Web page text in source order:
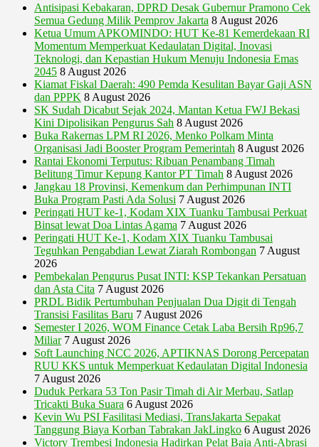
Antisipasi Kebakaran, DPRD Desak Gubernur Pramono Cek
Semua Gedung Milik Pemprov Jakarta 8 August 2026
Ketua Umum APKOMINDO: HUT Ke-81 Kemerdekaan RI
Momentum Memperkuat Kedaulatan Digital, Inovasi
Teknologi, dan Kepastian Hukum Menuju Indonesia Emas
2045 8 August 2026
Kiamat Fiskal Daerah: 490 Pemda Kesulitan Bayar Gaji ASN
dan PPPK 8 August 2026
SK Sudah Dicabut Sejak 2024, Mantan Ketua FWJ Bekasi
Kini Dipolisikan Pengurus Sah 8 August 2026
Buka Rakernas LPM RI 2026, Menko Polkam Minta
Organisasi Jadi Booster Program Pemerintah 8 August 2026
Rantai Ekonomi Terputus: Ribuan Penambang Timah
Belitung Timur Kepung Kantor PT Timah 8 August 2026
Jangkau 18 Provinsi, Kemenkum dan Perhimpunan INTI
Buka Program Pasti Ada Solusi 7 August 2026
Peringati HUT ke-1, Kodam XIX Tuanku Tambusai Perkuat
Binsat lewat Doa Lintas Agama 7 August 2026
Peringati HUT Ke-1, Kodam XIX Tuanku Tambusai
Teguhkan Pengabdian Lewat Ziarah Rombongan 7 August
2026
Pembekalan Pengurus Pusat INTI: KSP Tekankan Persatuan
dan Asta Cita 7 August 2026
PRDL Bidik Pertumbuhan Penjualan Dua Digit di Tengah
Transisi Fasilitas Baru 7 August 2026
Semester I 2026, WOM Finance Cetak Laba Bersih Rp96,7
Miliar 7 August 2026
Soft Launching NCC 2026, APTIKNAS Dorong Percepatan
RUU KKS untuk Memperkuat Kedaulatan Digital Indonesia
7 August 2026
Duduk Perkara 53 Ton Pasir Timah di Air Merbau, Satlap
Tricakti Buka Suara 6 August 2026
Kevin Wu PSI Fasilitasi Mediasi, TransJakarta Sepakat
Tanggung Biaya Korban Tabrakan JakLingko 6 August 2026
Victory Trembesi Indonesia Hadirkan Pelat Baja Anti-Abrasi